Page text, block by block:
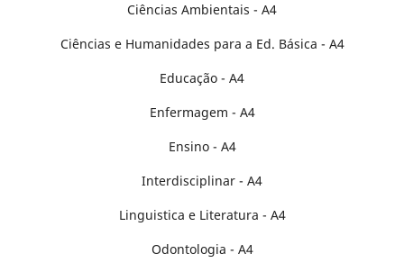
Ciências Ambientais - A4
Ciências e Humanidades para a Ed. Básica - A4
Educação - A4
Enfermagem - A4
Ensino - A4
Interdisciplinar - A4
Linguistica e Literatura - A4
Odontologia - A4